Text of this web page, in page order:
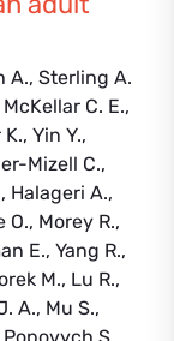
A., Sterling A.
C. E.,
Yin Y.,
Mizell C.,
Halageri A.,
Morey R.,
E., Yang R.,
M., Lu R.,
A., Mu S.,